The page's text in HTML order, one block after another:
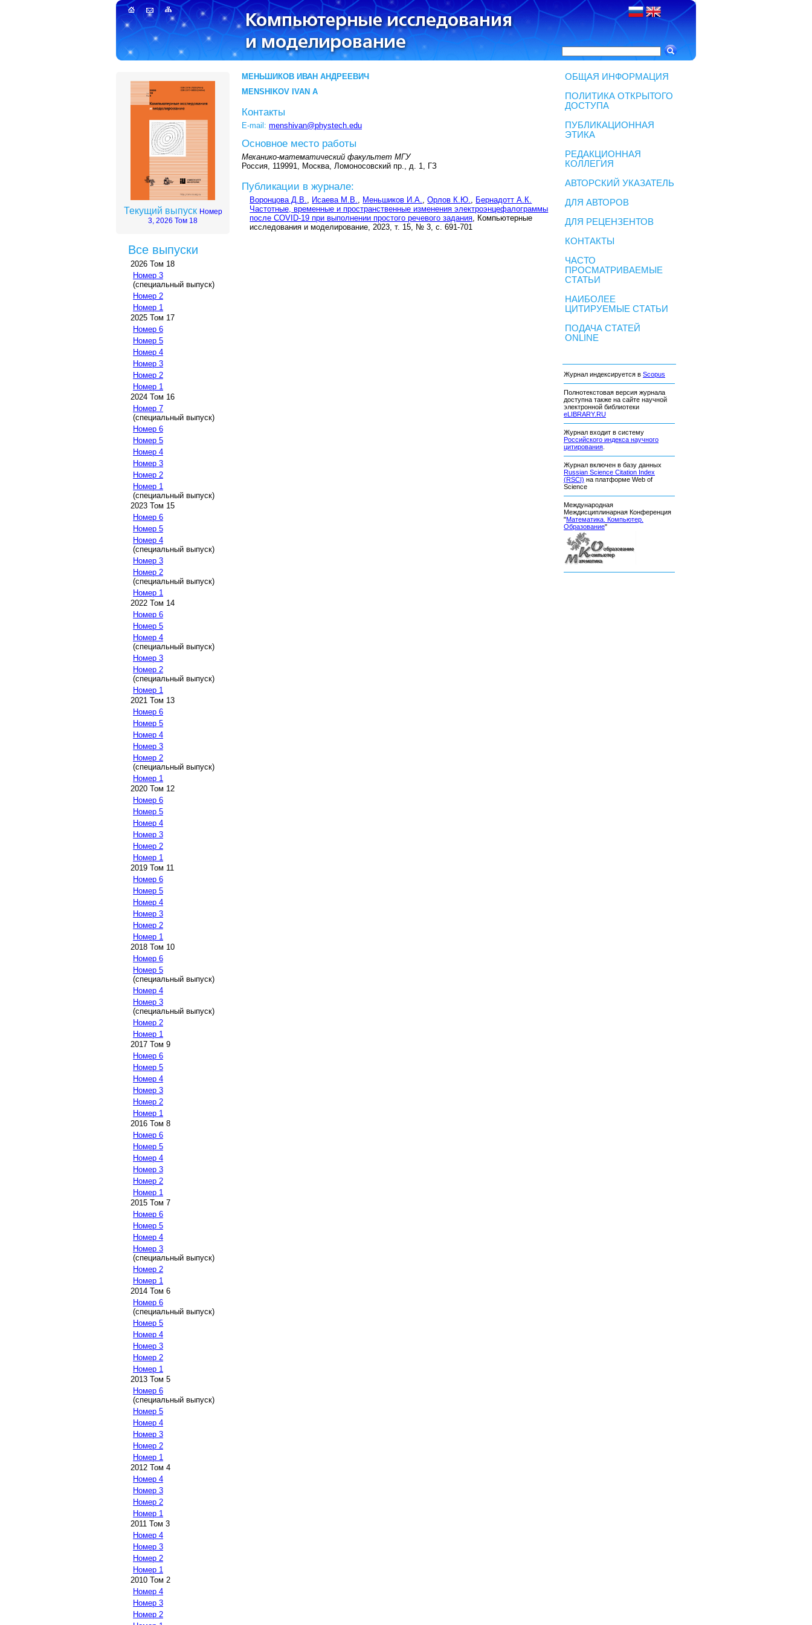
Текущий выпуск Номер
3, 2026 Том 18
Все выпуски
2026 Том 18
Номер 3
(специальный выпуск)
Номер 2
Номер 1
2025 Том 17
Номер 6
Номер 5
Номер 4
Номер 3
Номер 2
Номер 1
2024 Том 16
Номер 7
(специальный выпуск)
Номер 6
Номер 5
Номер 4
Номер 3
Номер 2
Номер 1
(специальный выпуск)
2023 Том 15
Номер 6
Номер 5
Номер 4
(специальный выпуск)
Номер 3
Номер 2
(специальный выпуск)
Номер 1
2022 Том 14
Номер 6
Номер 5
Номер 4
(специальный выпуск)
Номер 3
Номер 2
(специальный выпуск)
Номер 1
2021 Том 13
Номер 6
Номер 5
Номер 4
Номер 3
Номер 2
(специальный выпуск)
Номер 1
2020 Том 12
Номер 6
Номер 5
Номер 4
Номер 3
Номер 2
Номер 1
2019 Том 11
Номер 6
Номер 5
Номер 4
Номер 3
Номер 2
Номер 1
2018 Том 10
Номер 6
Номер 5
(специальный выпуск)
Номер 4
Номер 3
(специальный выпуск)
Номер 2
Номер 1
2017 Том 9
Номер 6
Номер 5
Номер 4
Номер 3
Номер 2
Номер 1
2016 Том 8
Номер 6
Номер 5
Номер 4
Номер 3
Номер 2
Номер 1
2015 Том 7
Номер 6
Номер 5
Номер 4
Номер 3
(специальный выпуск)
Номер 2
Номер 1
2014 Том 6
Номер 6
(специальный выпуск)
Номер 5
Номер 4
Номер 3
Номер 2
Номер 1
2013 Том 5
Номер 6
(специальный выпуск)
Номер 5
Номер 4
Номер 3
Номер 2
Номер 1
2012 Том 4
Номер 4
Номер 3
Номер 2
Номер 1
2011 Том 3
Номер 4
Номер 3
Номер 2
Номер 1
2010 Том 2
Номер 4
Номер 3
Номер 2
МЕНЬШИКОВ ИВАН АНДРЕЕВИЧ
MENSHIKOV IVAN A
Контакты
E-mail: menshivan@phystech.edu
Основное место работы
Механико-математический факультет МГУ
Россия, 119991, Москва, Ломоносовский пр., д. 1, ГЗ
Публикации в журнале:
Воронцова Д.В., Исаева М.В., Меньшиков И.А.,Орлов К.Ю., Бернадотт А.К.
Частотные, временные и пространственные изменения электроэнцефалограммы
после COVID-19 при выполнении простого речевого задания, Компьютерные
исследования и моделирование, 2023, т. 15, № 3, с. 691-701
ОБЩАЯ ИНФОРМАЦИЯ
ПОЛИТИКА ОТКРЫТОГО
ДОСТУПА
ПУБЛИКАЦИОННАЯ
ЭТИКА
РЕДАКЦИОННАЯ
КОЛЛЕГИЯ
АВТОРСКИЙ УКАЗАТЕЛЬ
ДЛЯ АВТОРОВ
ДЛЯ РЕЦЕНЗЕНТОВ
КОНТАКТЫ
ЧАСТО
ПРОСМАТРИВАЕМЫЕ
СТАТЬИ
НАИБОЛЕЕ
ЦИТИРУЕМЫЕ СТАТЬИ
ПОДАЧА СТАТЕЙ
ONLINE
Журнал индексируется в Scopus
Полнотекстовая версия журнала
доступна также на сайте научной
электронной библиотеки
eLIBRARY.RU
Журнал входит в систему
Российского индекса научного
цитирования
Журнал включен в базу данных
Russian Science Citation Index
(RSCI) на платформе Web of
Science
Международная
Междисциплинарная Конференция
"Математика. Компьютер.
Образование"